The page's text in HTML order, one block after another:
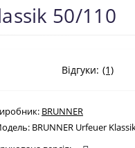
50/110
Відгуки: (1)
BRUNNER
BRUNNER Urfeuer